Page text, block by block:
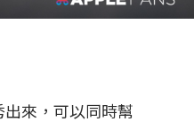
來，可以同時幫